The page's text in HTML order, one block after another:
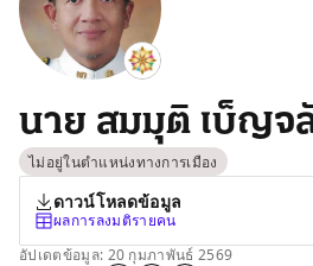
นาย สมมุติ เบ็ญ
ไม่อยู่ในตำแหน่งทางการเมือง
ดาวน์โหลดข้อมูล
ผลการลงมติรายคน
อัปเดตข้อมูล: 20 กุมภาพันธ์ 2569